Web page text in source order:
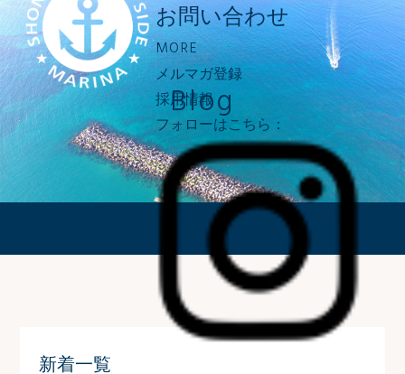
お問い合わせ
MORE
メルマガ登録
採用情報
フォローはこちら：
Blog
新着一覧